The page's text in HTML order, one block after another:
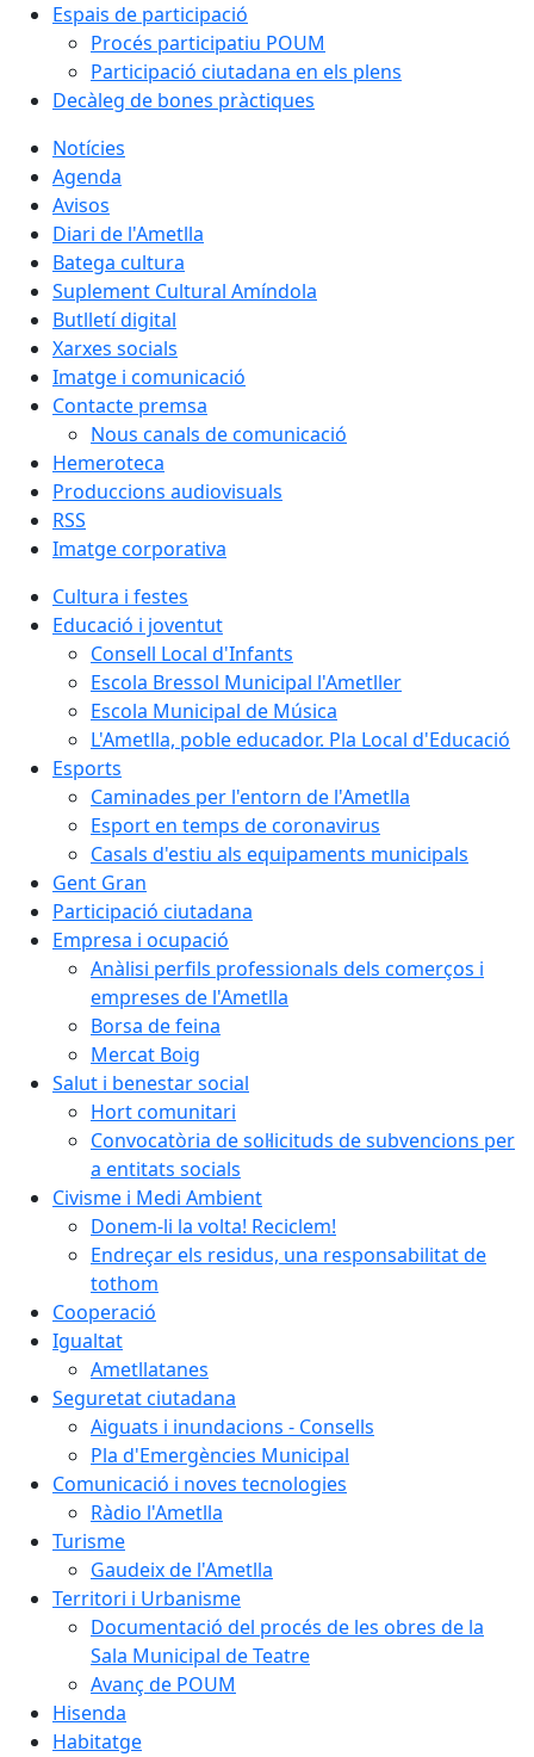
Espais de participació
Procés participatiu POUM
Participació ciutadana en els plens
Decàleg de bones pràctiques
Notícies
Agenda
Avisos
Diari de l'Ametlla
Batega cultura
Suplement Cultural Amíndola
Butlletí digital
Xarxes socials
Imatge i comunicació
Contacte premsa
Nous canals de comunicació
Hemeroteca
Produccions audiovisuals
RSS
Imatge corporativa
Cultura i festes
Educació i joventut
Consell Local d'Infants
Escola Bressol Municipal l'Ametller
Escola Municipal de Música
L'Ametlla, poble educador. Pla Local d'Educació
Esports
Caminades per l'entorn de l'Ametlla
Esport en temps de coronavirus
Casals d'estiu als equipaments municipals
Gent Gran
Participació ciutadana
Empresa i ocupació
Anàlisi perfils professionals dels comerços i
empreses de l'Ametlla
Borsa de feina
Mercat Boig
Salut i benestar social
Hort comunitari
Convocatòria de sol·licituds de subvencions per
a entitats socials
Civisme i Medi Ambient
Donem-li la volta! Reciclem!
Endreçar els residus, una responsabilitat de
tothom
Cooperació
Igualtat
Ametllatanes
Seguretat ciutadana
Aiguats i inundacions - Consells
Pla d'Emergències Municipal
Comunicació i noves tecnologies
Ràdio l'Ametlla
Turisme
Gaudeix de l'Ametlla
Territori i Urbanisme
Documentació del procés de les obres de la
Sala Municipal de Teatre
Avanç de POUM
Hisenda
Habitatge